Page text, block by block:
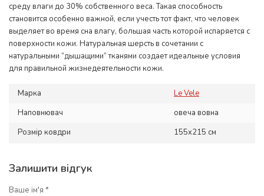
среду влаги до 30% собственного веса. Такая способность
становится особенно важной, если учесть тот факт, что человек
выделяет во время сна влагу, большая часть которой испаряется с
поверхности кожи. Натуральная шерсть в сочетании с
натуральными “дышащими” тканями создает идеальные условия
для правильной жизнедеятельности кожи.
Марка
Le Vele
Наповнювач
овеча вовна
Розмір ковдри
155x215 см
Залишити відгук
Ваше ім'я *